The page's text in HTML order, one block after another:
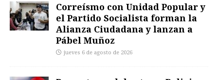
Correísmo con Unidad Popular y
el Partido Socialista forman la
Alianza Ciudadana y lanzan a
Pábel Muñoz
jueves 6 de agosto de 2026